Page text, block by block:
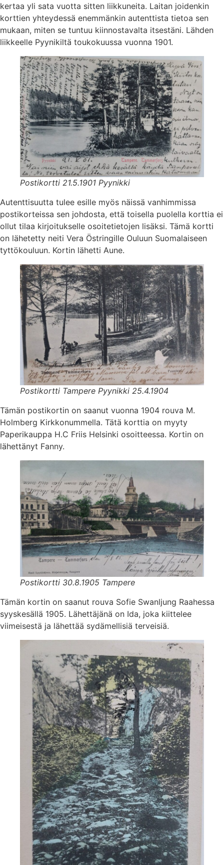
kertaa yli sata vuotta sitten liikkuneita. Laitan joidenkin
korttien yhteydessä enemmänkin autenttista tietoa sen
mukaan, miten se tuntuu kiinnostavalta itsestäni. Lähden
liikkeelle Pyynikiltä toukokuussa vuonna 1901.
Postikortti 21.5.1901 Pyynikki
Autenttisuutta tulee esille myös näissä vanhimmissa
postikorteissa sen johdosta, että toisella puolella korttia ei
ollut tilaa kirjoitukselle osoitetietojen lisäksi. Tämä kortti
on lähetetty neiti Vera Östringille Ouluun Suomalaiseen
tyttökouluun. Kortin lähetti Aune.
Postikortti Tampere Pyynikki 25.4.1904
Tämän postikortin on saanut vuonna 1904 rouva M.
Holmberg Kirkkonummella. Tätä korttia on myyty
Paperikauppa H.C Friis Helsinki osoitteessa. Kortin on
lähettänyt Fanny.
Postikortti 30.8.1905 Tampere
Tämän kortin on saanut rouva Sofie Swanljung Raahessa
syyskesällä 1905. Lähettäjänä on Ida, joka kiittelee
viimeisestä ja lähettää sydämellisiä terveisiä.